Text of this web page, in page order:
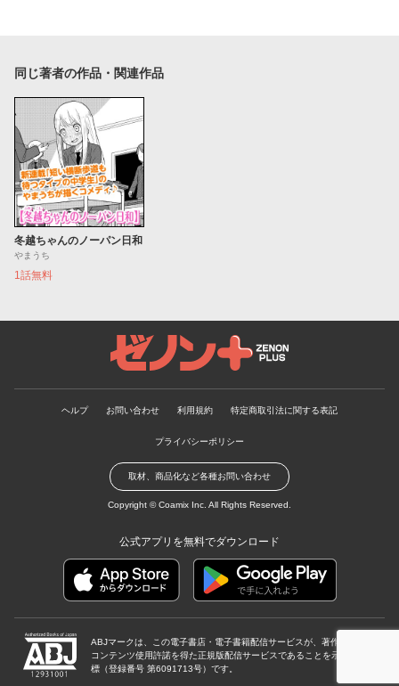
同じ著者の作品・関連作品
冬越ちゃんのノーパン日和
やまうち
1話無料
ゼノンプラス
ヘルプ お問い合わせ 利用規約 特定商取引法に関する表記
プライバシーポリシー
取材、商品化など各種お問い合わせ
Copyright ©Coamix Inc. All Rights Reserved.
公式アプリを無料でダウンロード
ABJマークは、この電子書店・電子書籍配信サービスが、著作権者から
コンテンツ使用許諾を得た正規版配信サービスであることを示す登録商
標（登録番号 第6091713号）です。